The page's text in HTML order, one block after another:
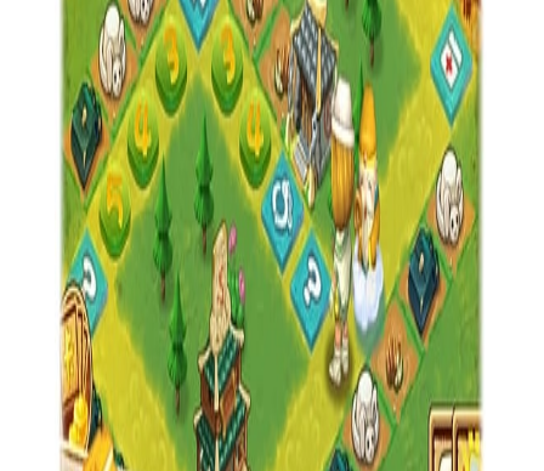
【三国大富翁2说明】
1. 角色扮演：玩家可以选择不同的三国角色进行游戏，每个
角色都有其独特的技能和特点。
2. 策略经营：玩家需要运用策略来经营自己的地盘，包括建
设城市、收集资源、发展经济等。